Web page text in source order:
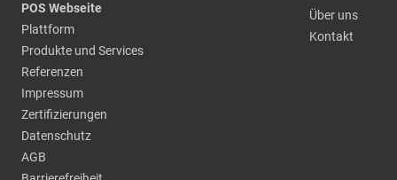
POS Webseite
Plattform
Produkte und Services
Referenzen
Impressum
Zertifizierungen
Datenschutz
AGB
Über uns
Kontakt